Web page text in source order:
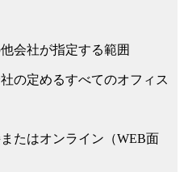
会社が指定する範囲
の定めるすべてのオフィス
たはオンライン（WEB面